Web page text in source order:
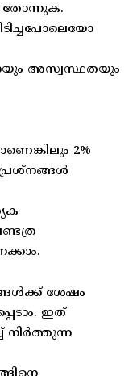
തോന്നുക.
അസ്വസ്ഥതയും
2%
ശേഷം
ഇത്
നിര്‍ത്തുന്ന